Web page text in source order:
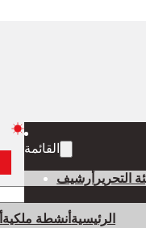
القائمة
التحرير أرشيف
الرئيسية أنشطة ملكية